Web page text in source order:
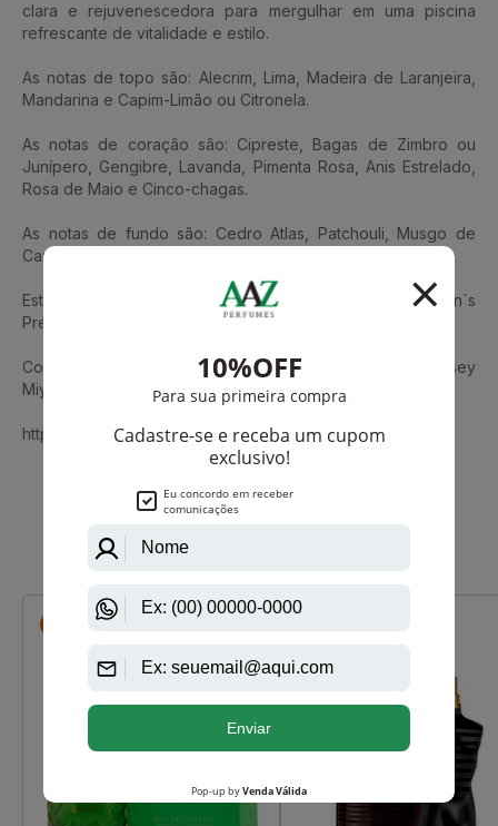
clara e rejuvenescedora para mergulhar em uma piscina
refrescante de vitalidade e estilo.
As notas de topo são: Alecrim, Lima, Madeira de Laranjeira,
Mandarina e Capim-Limão ou Citronela.
As notas de coração são: Cipreste, Bagas de Zimbro ou
Junípero, Gengibre, Lavanda, Pimenta Rosa, Anis Estrelado,
Rosa de Maio e Cinco-chagas.
As notas de fundo são: Cedro Atlas, Patchouli, Musgo de
Carvalho, Sândalo, Âmbar e Ambreta.
Este Perfume é premiado FiFi Award Best Packaging Men`s
Prestige 2005.
Conheça também L'Eau D'Issey Sport Pour Homme De Issey
Miyake Eau De Toilette Masculino
https://www.aazperfumes.com.br/Issey-Miyake
Que viu, viu também
-R$ 98,65